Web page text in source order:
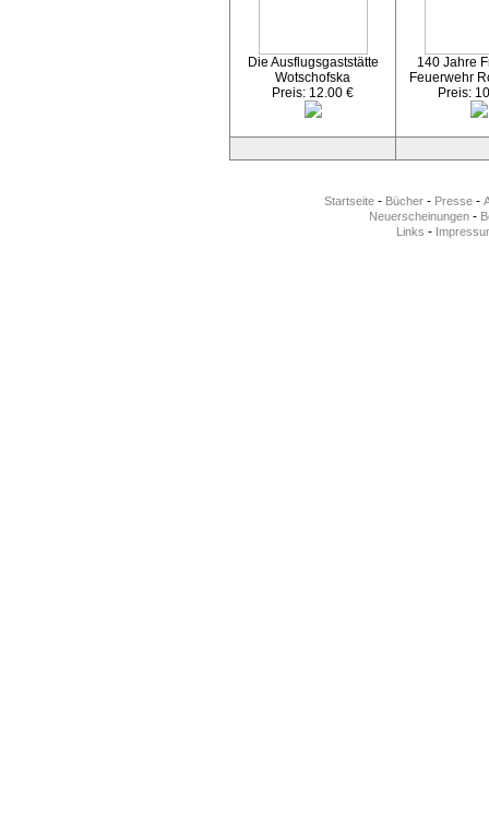
Die Ausflugsgaststätte
Wotschofska
Preis: 12.00 €
140 Jahre
Feuerwehr
Preis:
Startseite - Bücher - Presse -
Neuerscheinungen-
Links -